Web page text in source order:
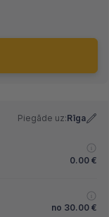
Piegāde uz:Rīga
0.00 €
no 30.00 €